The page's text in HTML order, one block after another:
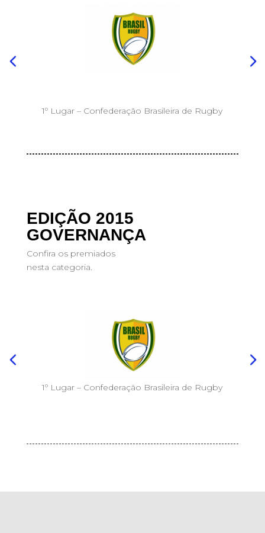
1º Lugar – Confederação Brasileira de Rugby
EDIÇÃO 2015
GOVERNANÇA
Confira os premiados
nesta categoria.
1º Lugar – Confederação Brasileira de Rugby